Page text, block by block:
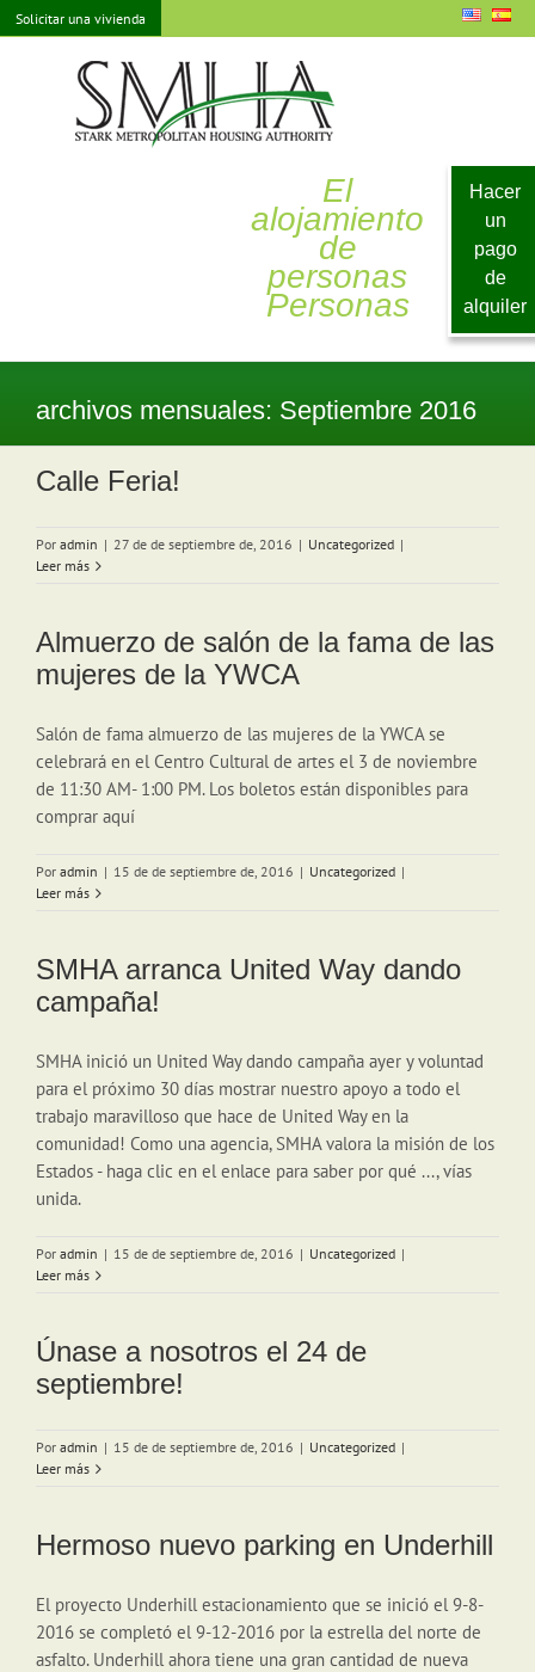
saltar
al
Solicitar una vivienda
El
alojamiento
de
personas
Personas
Hacer
un
pago
de
alquiler
archivos mensuales: Septiembre 2016
Calle Feria!
Por admin | 27 de de septiembre de, 2016 | Uncategorized |
Leer más
Almuerzo de salón de la fama de las
mujeres de la YWCA
Salón de fama almuerzo de las mujeres de la YWCA se
celebrará en el Centro Cultural de artes el 3 de noviembre
de 11:30 AM- 1:00 PM. Los boletos están disponibles para
comprar aquí
Por admin | 15 de de septiembre de, 2016 | Uncategorized |
Leer más
SMHA arranca United Way dando
campaña!
SMHA inició un United Way dando campaña ayer y voluntad
para el próximo 30 días mostrar nuestro apoyo a todo el
trabajo maravilloso que hace de United Way en la
comunidad! Como una agencia, SMHA valora la misión de los
Estados - haga clic en el enlace para saber por qué ..., vías
unida.
Por admin | 15 de de septiembre de, 2016 | Uncategorized |
Leer más
Únase a nosotros el 24 de
septiembre!
Por admin | 15 de de septiembre de, 2016 | Uncategorized |
Leer más
Hermoso nuevo parking en Underhill
El proyecto Underhill estacionamiento que se inició el 9-8-
2016 se completó el 9-12-2016 por la estrella del norte de
asfalto. Underhill ahora tiene una gran cantidad de nueva